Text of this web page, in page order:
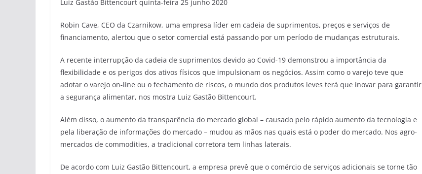
Luiz Gastão Bittencourt quinta-feira 25 junho 2020
Robin Cave, CEO da Czarnikow, uma empresa líder em cadeia de suprimentos, preços e serviços de
financiamento, alertou que o setor comercial está passando por um período de mudanças estruturais.
A recente interrupção da cadeia de suprimentos devido ao Covid-19 demonstrou a importância da
flexibilidade e os perigos dos ativos físicos que impulsionam os negócios. Assim como o varejo teve que
adotar o varejo on-line ou o fechamento de riscos, o mundo dos produtos leves terá que inovar para garantir
a segurança alimentar, nos mostra Luiz Gastão Bittencourt.
Além disso, o aumento da transparência do mercado global – causado pelo rápido aumento da tecnologia e
pela liberação de informações do mercado – mudou as mãos nas quais está o poder do mercado. Nos agro-
mercados de commodities, a tradicional corretora tem linhas laterais.
De acordo com Luiz Gastão Bittencourt, a empresa prevê que o comércio de serviços adicionais se torne tão